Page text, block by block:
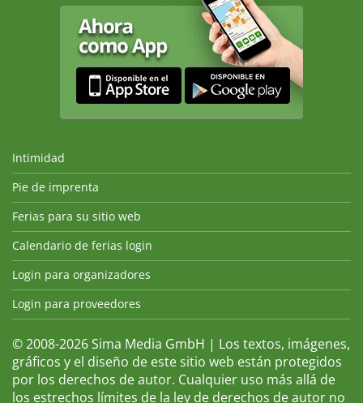
Intimidad
Pie de imprenta
Ferias para su sitio web
Calendario de ferias login
Login para organizadores
Login para proveedores
© 2008-2026 Sima Media GmbH | Los textos, imágenes,
gráficos y el diseño de este sitio web están protegidos
por los derechos de autor. Cualquier uso más allá de
los estrechos límites de la ley de derechos de autor no